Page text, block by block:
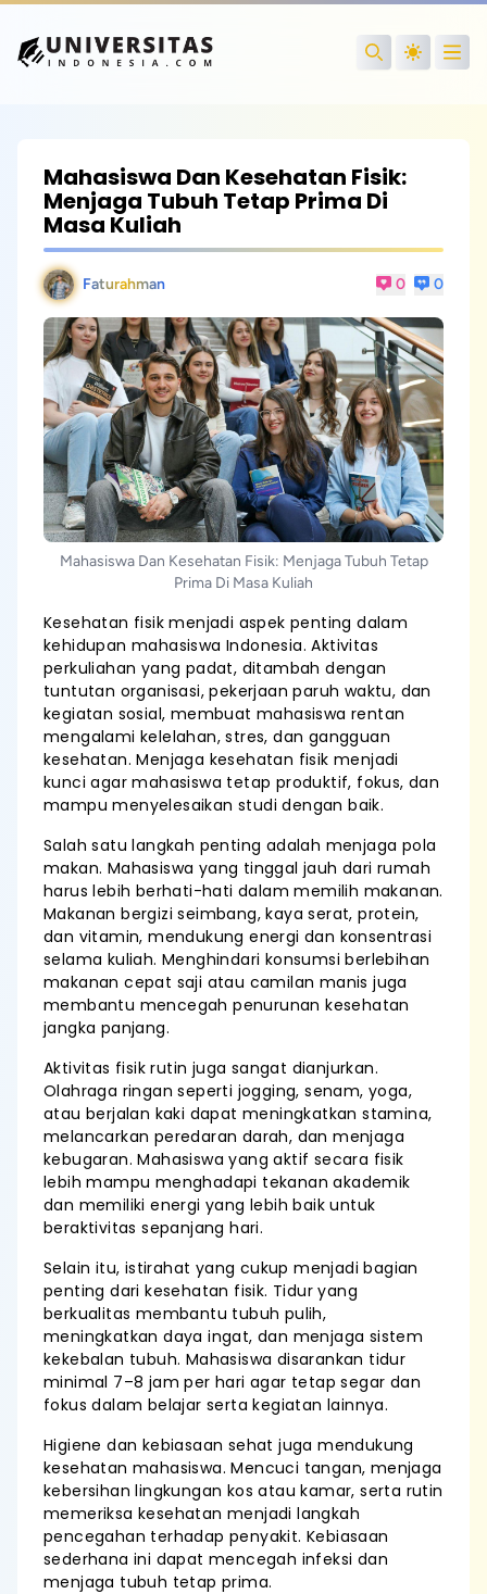
Search
Mahasiswa Dan Kesehatan Fisik:
Menjaga Tubuh Tetap Prima Di
Masa Kuliah
Faturahman 0 0
Mahasiswa Dan Kesehatan Fisik: Menjaga Tubuh Tetap
Prima Di Masa Kuliah
Kesehatan fisik menjadi aspek penting dalam
kehidupan mahasiswa Indonesia. Aktivitas
perkuliahan yang padat, ditambah dengan
tuntutan organisasi, pekerjaan paruh waktu, dan
kegiatan sosial, membuat mahasiswa rentan
mengalami kelelahan, stres, dan gangguan
kesehatan. Menjaga kesehatan fisik menjadi
kunci agar mahasiswa tetap produktif, fokus, dan
mampu menyelesaikan studi dengan baik.
Salah satu langkah penting adalah menjaga pola
makan. Mahasiswa yang tinggal jauh dari rumah
harus lebih berhati-hati dalam memilih makanan.
Makanan bergizi seimbang, kaya serat, protein,
dan vitamin, mendukung energi dan konsentrasi
selama kuliah. Menghindari konsumsi berlebihan
makanan cepat saji atau camilan manis juga
membantu mencegah penurunan kesehatan
jangka panjang.
Aktivitas fisik rutin juga sangat dianjurkan.
Olahraga ringan seperti jogging, senam, yoga,
atau berjalan kaki dapat meningkatkan stamina,
melancarkan peredaran darah, dan menjaga
kebugaran. Mahasiswa yang aktif secara fisik
lebih mampu menghadapi tekanan akademik
dan memiliki energi yang lebih baik untuk
beraktivitas sepanjang hari.
Selain itu, istirahat yang cukup menjadi bagian
penting dari kesehatan fisik. Tidur yang
berkualitas membantu tubuh pulih,
meningkatkan daya ingat, dan menjaga sistem
kekebalan tubuh. Mahasiswa disarankan tidur
minimal 7–8 jam per hari agar tetap segar dan
fokus dalam belajar serta kegiatan lainnya.
Higiene dan kebiasaan sehat juga mendukung
kesehatan mahasiswa. Mencuci tangan, menjaga
kebersihan lingkungan kos atau kamar, serta rutin
memeriksa kesehatan menjadi langkah
pencegahan terhadap penyakit. Kebiasaan
sederhana ini dapat mencegah infeksi dan
menjaga tubuh tetap prima.